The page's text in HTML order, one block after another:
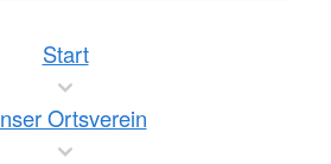
Start
Ortsverein